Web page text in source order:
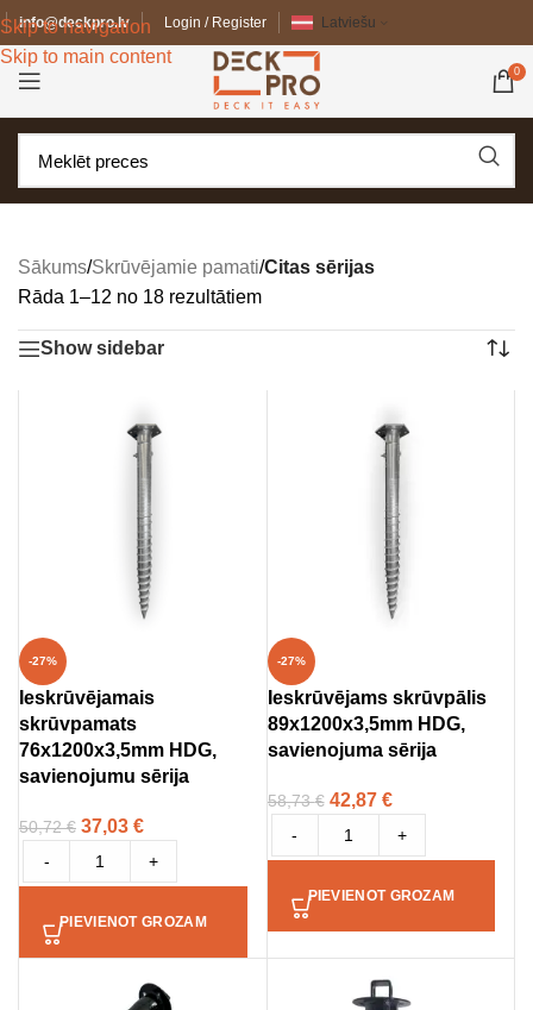
Skip to navigation
Skip to main content
info@deckpro.lv Login / Register Latviešu
0
Sākums/Skrūvējamie pamati/Citas sērijas
Rāda 1–12 no 18 rezultātiem
Show sidebar
-27%
Ieskrūvējamais
skrūvpamats
76x1200x3,5mm HDG,
savienojumu sērija
50,72€ 37,03 €
- +
PIEVIENOT GROZAM
-27%
Ieskrūvējams skrūvpālis
89x1200x3,5mm HDG,
savienojuma sērija
58,73€ 42,87 €
- +
PIEVIENOT GROZAM